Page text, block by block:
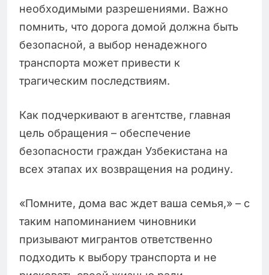
необходимыми разрешениями. Важно
помнить, что дорога домой должна быть
безопасной, а выбор ненадежного
транспорта может привести к
трагическим последствиям.
Как подчеркивают в агентстве, главная
цель обращения – обеспечение
безопасности граждан Узбекистана на
всех этапах их возвращения на родину.
«Помните, дома вас ждет ваша семья,» – с
таким напоминанием чиновники
призывают мигрантов ответственно
подходить к выбору транспорта и не